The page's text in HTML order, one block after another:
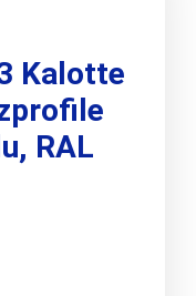
Kalotte
RAL